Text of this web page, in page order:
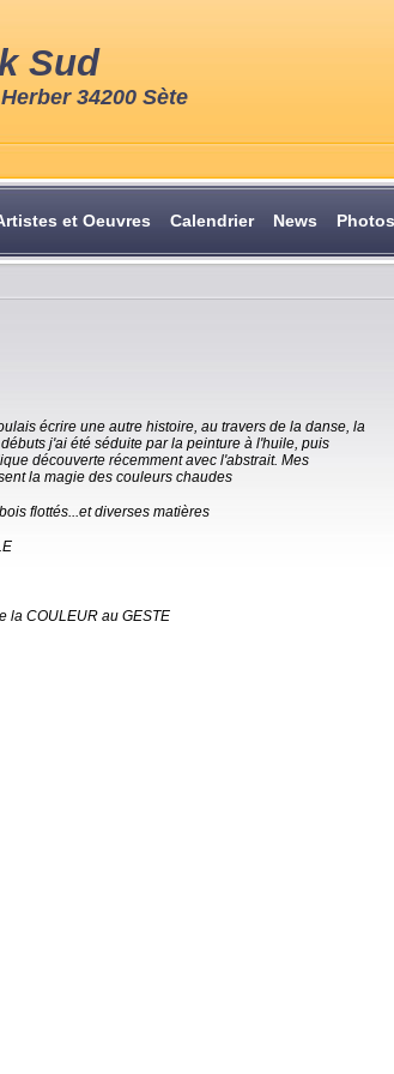
Sud
34200 Sète
et Oeuvres Calendrier News Photos
écrire une autre histoire, au travers de la danse, la
j'ai été séduite par la peinture à l'huile, puis
découverte récemment avec l'abstrait. Mes
la magie des couleurs chaudes
flottés...et diverses matières
la COULEUR au GESTE